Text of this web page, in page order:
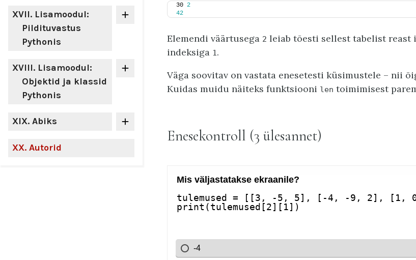
XVII. Lisamoodul:
Pildituvastus
Pythonis
XVIII. Lisamoodul:
Objektid ja klassid
Pythonis
XIX. Abiks
XX. Autorid
30 2
42
Elemendi väärtusega 2 leiab tõesti sellest tabelist reast
indeksiga 1 .
Väga soovitav on vastata enesetesti küsimustele – nii
Kuidas muidu näiteks funktsiooni len toimimisest
Enesekontroll (3 ülesannet)